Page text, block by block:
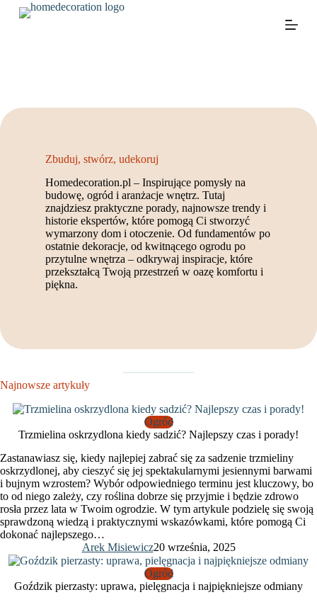
Zbuduj, stwórz, udekoruj
Homedecoration.pl – Inspirujące pomysły na
budowę, ogród i aranżacje wnętrz. Tutaj
znajdziesz praktyczne porady, najnowsze trendy i
historie ekspertów, które pomogą Ci stworzyć
wymarzony dom i otoczenie. Od fundamentów po
ostatnie dekoracje, od kwitnącego ogrodu po
przytulne wnętrza – odkrywaj inspiracje, które
przekształcą Twoją przestrzeń w oazę komfortu i
piękna.
Najnowsze artykuły
Ogród
Trzmielina oskrzydlona kiedy sadzić? Najlepszy czas i porady!
Zastanawiasz się, kiedy najlepiej zabrać się za sadzenie trzmieliny
oskrzydlonej, aby cieszyć się jej spektakularnymi jesiennymi barwami
i bujnym wzrostem? Wybór odpowiedniego terminu jest kluczowy, bo
to od niego zależy, czy roślina dobrze się przyjmie i będzie zdrowo
rosła przez lata w Twoim ogrodzie. W tym artykule podzielę się swoją
sprawdzoną wiedzą i praktycznymi wskazówkami, które pomogą Ci
dokonać najlepszego…
Arek Misiewicz20 września, 2025
Ogród
Goździk pierzasty: uprawa, pielęgnacja i najpiękniejsze odmiany